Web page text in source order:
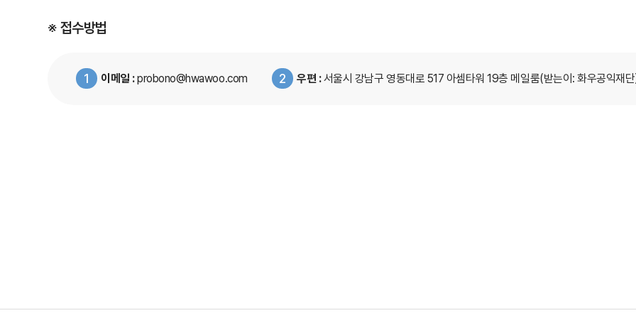
※ 접수방법
1 이메일 :probono@hwawoo.com 2 우편 :서울시 강남구 영동대로 517 아셈타워 19층 메일룸(받는이: 화우공익재